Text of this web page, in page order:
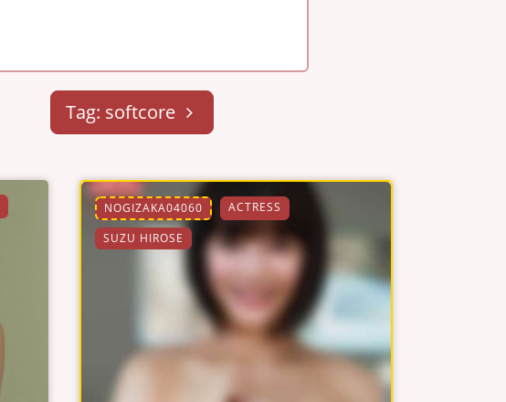
Tag: softcore
NOGIZAKA04060
ACTRESS
SUZU HIROSE